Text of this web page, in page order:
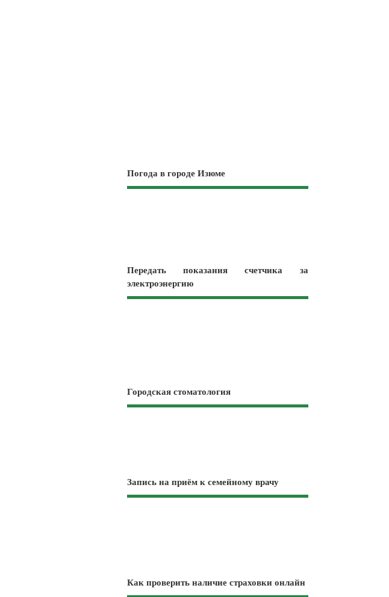
Погода в городе Изюме
Передать показания счетчика за
электроэнергию
Городская стоматология
Запись на приём к семейному врачу
Как проверить наличие страховки онлайн